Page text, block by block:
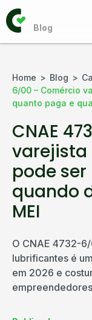
Home Blog
6/00 – Comércio
quanto paga e
CNAE
varejista
pode ser
quando
MEI
O CNAE 4732-
lubrificantes é
em 2026 e